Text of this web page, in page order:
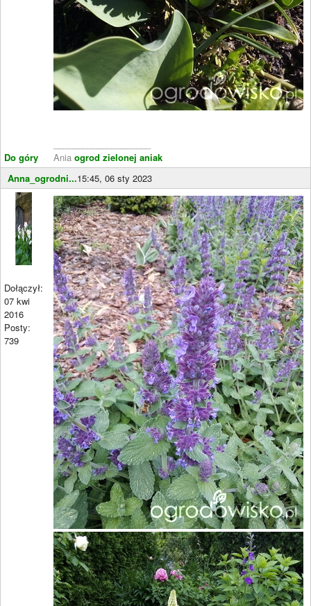
Do góry
Ania ogrod zielonej aniak
Anna_ogrodni...15:45, 06 sty 2023
Dołączył:
07 kwi
2016
Posty:
739